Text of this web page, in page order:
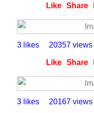
Like Share
3 likes 20357 views
Like Share
3 likes 20167 views